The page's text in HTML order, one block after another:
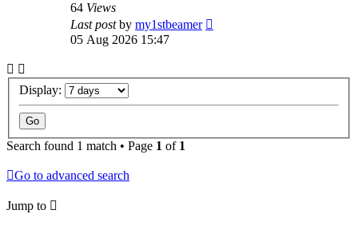
64 Views
Last postby my1stbeamer
05 Aug 2026 15:47
Display:
Search found 1 match • Page 1 of 1
Go to advanced search
Jump to